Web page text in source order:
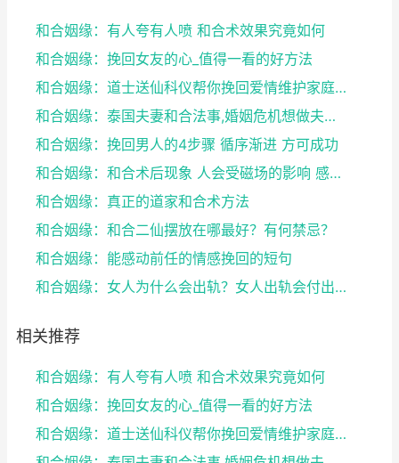
和合姻缘：有人夸有人喷 和合术效果究竟如何
和合姻缘：挽回女友的心_值得一看的好方法
和合姻缘：道士送仙科仪帮你挽回爱情维护家庭完整
和合姻缘：泰国夫妻和合法事,婚姻危机想做夫妻和合法...
和合姻缘：挽回男人的4步骤 循序渐进 方可成功
和合姻缘：和合术后现象 人会受磁场的影响 感到头晕...
和合姻缘：真正的道家和合术方法
和合姻缘：和合二仙摆放在哪最好？有何禁忌？
和合姻缘：能感动前任的情感挽回的短句
和合姻缘：女人为什么会出轨？女人出轨会付出感情吗？
相关推荐
和合姻缘：有人夸有人喷 和合术效果究竟如何
和合姻缘：挽回女友的心_值得一看的好方法
和合姻缘：道士送仙科仪帮你挽回爱情维护家庭完整